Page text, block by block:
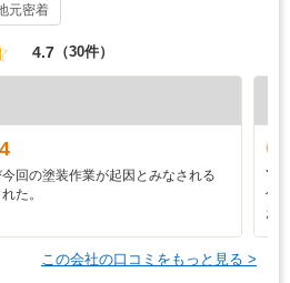
元密着
4.7 （30件）
4
回の塗装作業が起因とみなされる
た。
Y
仕
お
この会社の口コミをもっと見る >